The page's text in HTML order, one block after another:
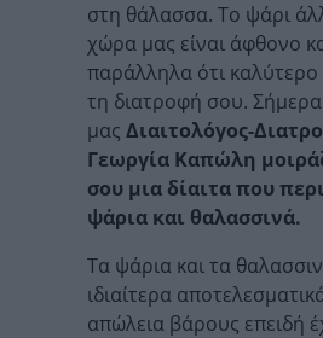
στη θάλασσα. Το ψάρι
χώρα μας είναι άφθονο
παράλληλα ότι καλύτερο
τη διατροφή σου.
μας Διαιτολόγος-
Γεωργία Καπώλη
σου μια δίαιτα που
ψάρια και θαλασσινά.
Τα ψάρια και τα
ιδιαίτερα
απώλεια βάρους επειδή